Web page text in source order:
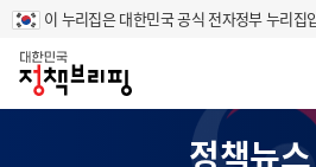
이 누리집은 대한민국 공식 전자정부 누리집
홈
정책뉴스